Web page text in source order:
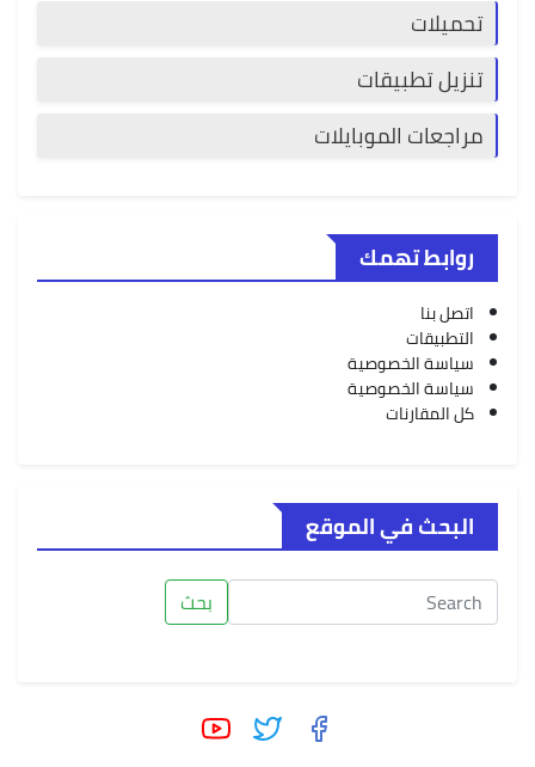
تحميلات
تنزيل تطبيقات
مراجعات الموبايلات
روابط تهمك
اتصل بنا
التطبيقات
سياسة الخصوصية
سياسة الخصوصية
كل المقارنات
البحث في الموقع
بحث